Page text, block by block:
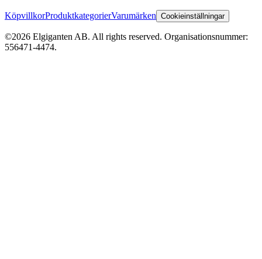
KöpvillkorProduktkategorierVarumärken Cookieinställningar
©2026 Elgiganten AB. All rights reserved. Organisationsnummer:
556471-4474.